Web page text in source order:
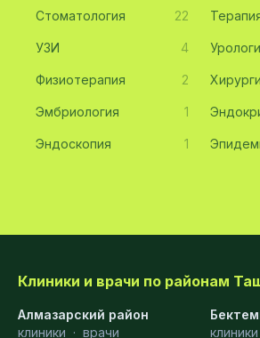
Стоматология 22
УЗИ 4
Физиотерапия 2
Эмбриология 1
Эндоскопия 1
Клиники и врачи по районам
Алмазарский район
клиники · врачи
клиники